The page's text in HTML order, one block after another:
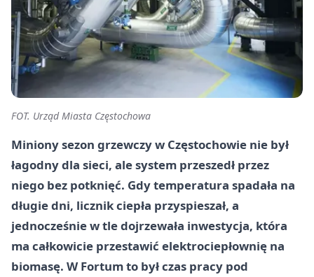
FOT. Urząd Miasta Częstochowa
Miniony sezon grzewczy w Częstochowie nie był
łagodny dla sieci, ale system przeszedł przez
niego bez potknięć. Gdy temperatura spadała na
długie dni, licznik ciepła przyspieszał, a
jednocześnie w tle dojrzewała inwestycja, która
ma całkowicie przestawić elektrociepłownię na
biomasę. W Fortum to był czas pracy pod